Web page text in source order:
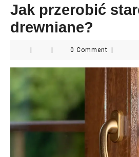
Jak przerobić
drewniane?
0 Comment